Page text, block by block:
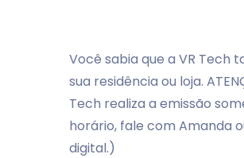
Você sabia que a VR Tech
sua residência ou loja.
Tech realiza a emissão
horário, fale com Amanda
digital.)